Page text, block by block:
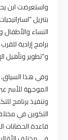
بتنزيل
النساء
برامج إرادية
و”تطوير وتأهيل
وفي هذا
الموجهة للأسر
وتنفيذ برنامج
التكوين في
قاعدة الحضانات